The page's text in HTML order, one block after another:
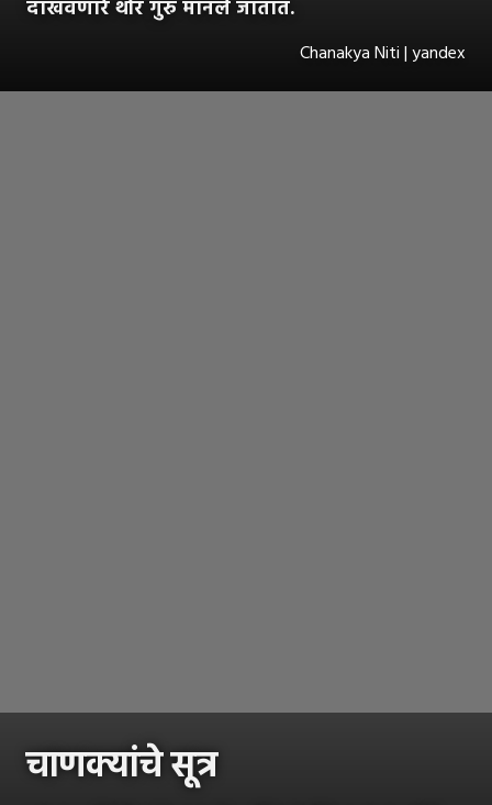
दाखवणारे थोर गुरु मानले जातात.
Chanakya Niti | yandex
चाणक्यांचे सूत्र